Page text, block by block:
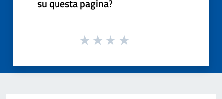
su questa pagina?